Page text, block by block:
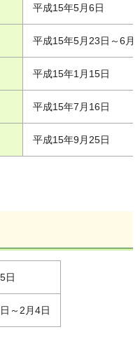
平成15年5月6日
平成15年5月23日～6月
平成15年1月15日
平成15年7月16日
平成15年9月25日
日
～2月4日